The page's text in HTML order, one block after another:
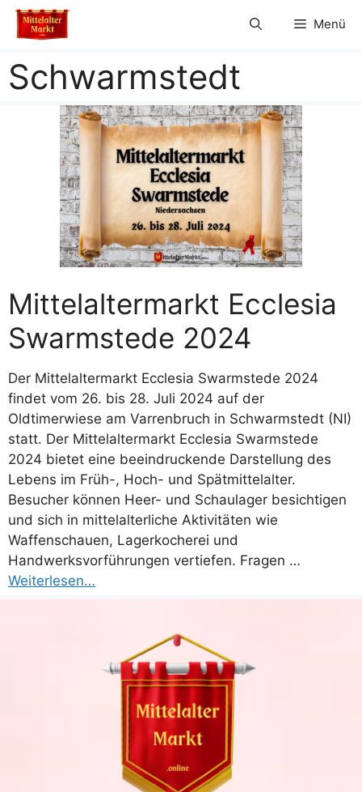
Zum
Inhalt
Menü
Schwarmstedt
Mittelaltermarkt Ecclesia
Swarmstede 2024
Der Mittelaltermarkt Ecclesia Swarmstede 2024
findet vom 26. bis 28. Juli 2024 auf der
Oldtimerwiese am Varrenbruch in Schwarmstedt (NI)
statt. Der Mittelaltermarkt Ecclesia Swarmstede
2024 bietet eine beeindruckende Darstellung des
Lebens im Früh-, Hoch- und Spätmittelalter.
Besucher können Heer- und Schaulager besichtigen
und sich in mittelalterliche Aktivitäten wie
Waffenschauen, Lagerkocherei und
Handwerksvorführungen vertiefen. Fragen …
Weiterlesen…